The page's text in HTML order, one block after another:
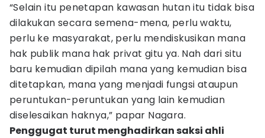
“Selain itu penetapan kawasan hutan itu tidak bisa
dilakukan secara semena-mena, perlu waktu,
perlu ke masyarakat, perlu mendiskusikan mana
hak publik mana hak privat gitu ya. Nah dari situ
baru kemudian dipilah mana yang kemudian bisa
ditetapkan, mana yang menjadi fungsi ataupun
peruntukan-peruntukan yang lain kemudian
diselesaikan haknya,” papar Nagara.
Penggugat turut menghadirkan saksi ahli